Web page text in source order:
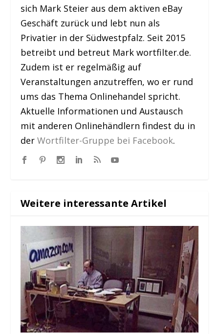
sich Mark Steier aus dem aktiven eBay
Geschäft zurück und lebt nun als
Privatier in der Südwestpfalz. Seit 2015
betreibt und betreut Mark wortfilter.de.
Zudem ist er regelmäßig auf
Veranstaltungen anzutreffen, wo er rund
ums das Thema Onlinehandel spricht.
Aktuelle Informationen und Austausch
mit anderen Onlinehändlern findest du in
derWortfilter-Gruppe bei Facebook.
Weitere interessante Artikel